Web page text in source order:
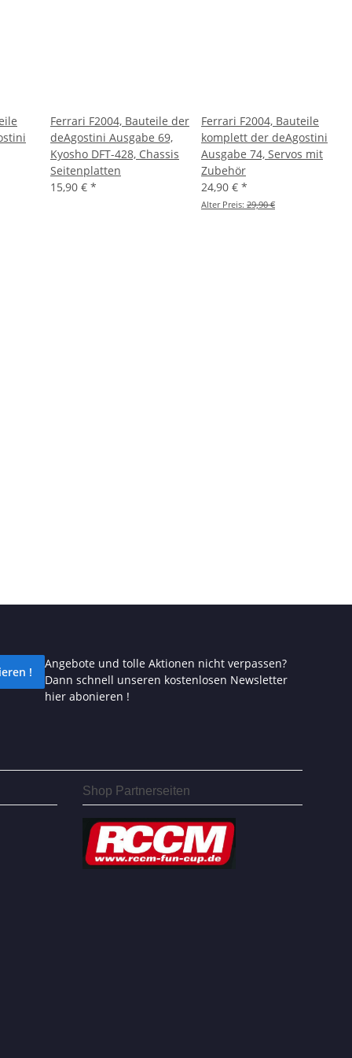
Ferrari F2004, Bauteile der
deAgostini Ausgabe 69,
Kyosho DFT-428, Chassis
Seitenplatten
15,90 € *
Ferrari F2004, Bauteile
komplett der deAgostini
Ausgabe 74, Servos mit
Zubehör
24,90 € *
Alter Preis: 29,90 €
!
Angebote und tolle Aktionen nicht verpassen?
Dann schnell unseren kostenlosen Newsletter
hier abonieren !
Shop Partnerseiten